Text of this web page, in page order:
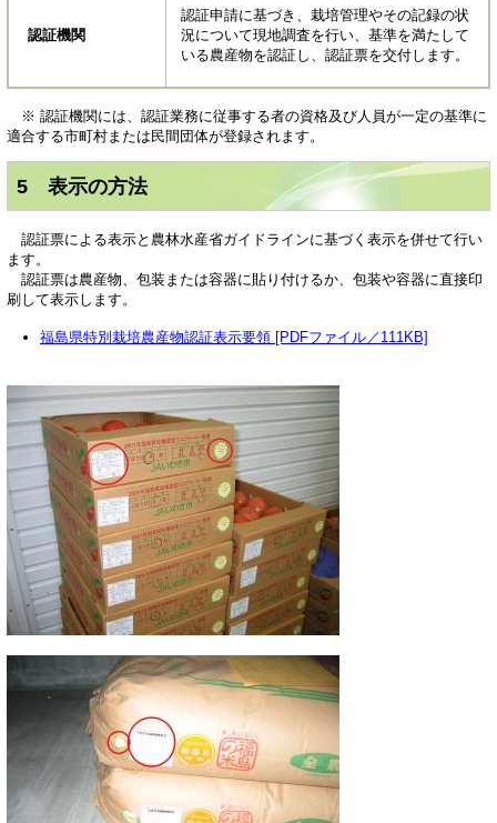
認証機関
認証申請に基づき、栽培管理やその記録の状
況について現地調査を行い、基準を満たして
いる農産物を認証し、認証票を交付します。
※ 認証機関には、認証業務に従事する者の資格及び人員が一定の基準に
適合する市町村または民間団体が登録されます。
5 表示の方法
認証票による表示と農林水産省ガイドラインに基づく表示を併せて行い
ます。
認証票は農産物、包装または容器に貼り付けるか、包装や容器に直接印
刷して表示します。
福島県特別栽培農産物認証表示要領 [PDFファイル／111KB]